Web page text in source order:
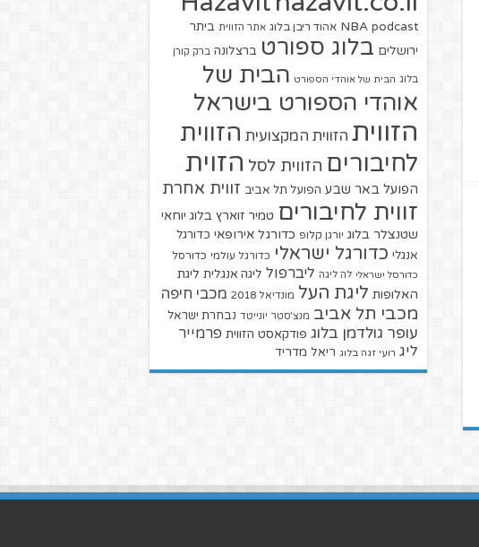
NBA podcast אהוד ריבן בלוג אתר הזווית ביתר
ירושלים בלוג ספורט ברצלונה ברק קורן
בלוג הבית של אוהדי הספורט הבית של
אוהדי הספורט בישראל
הזווית הזווית המקצועית הזווית
לחיבורים הזווית לסל הזוית
הפועל באר שבע הפועל תל אביב זווית אחרת
זווית לחיבורים טמיר זוארץ בלוג יוחאי
שטנצלר בלוג יורגן קלופ כדורגל אירופאי כדורגל
אנגלי כדורגל ישראלי כדורגל עולמי כדורסל
כדורסל ישראלי לה ליגה ליברפול ליגה אנגלית ליגת
האלופות ליגת העל מונדיאל 2018 מכבי חיפה
מכבי תל אביב מנצ'סטר יונייטד נבחרת ישראל
עופר גולדמן בלוג פודקאסט הזווית פרמייר
ליג רועי זגה בלוג ריאל מדריד